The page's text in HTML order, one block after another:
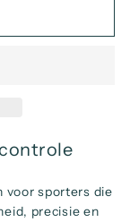
voor sporters die
precisie en